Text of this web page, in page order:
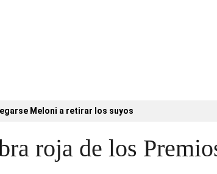
Meloni a retirar los suyos
roja de los